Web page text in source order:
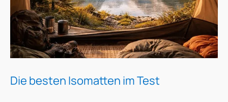
Die besten Isomatten im Test